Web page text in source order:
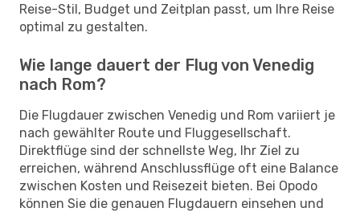
Reise-Stil, Budget und Zeitplan passt, um Ihre Reise
optimal zu gestalten.
Wie lange dauert der Flug von Venedig
nach Rom?
Die Flugdauer zwischen Venedig und Rom variiert je
nach gewählter Route und Fluggesellschaft.
Direktflüge sind der schnellste Weg, Ihr Ziel zu
erreichen, während Anschlussflüge oft eine Balance
zwischen Kosten und Reisezeit bieten. Bei Opodo
können Sie die genauen Flugdauern einsehen und